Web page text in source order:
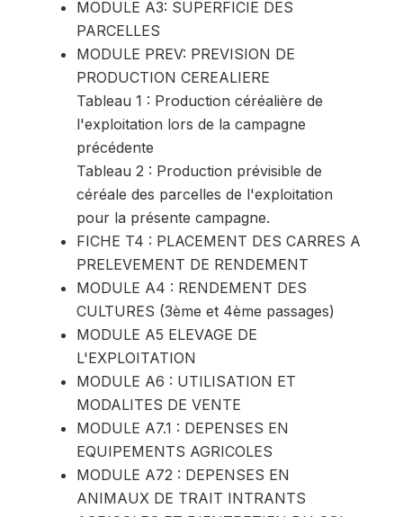
MODULE A3: SUPERFICIE DES
PARCELLES
MODULE PREV: PREVISION DE
PRODUCTION CEREALIERE
Tableau 1 : Production céréalière de
l'exploitation lors de la campagne
précédente
Tableau 2 : Production prévisible de
céréale des parcelles de l'exploitation
pour la présente campagne.
FICHE T4 : PLACEMENT DES CARRES A
PRELEVEMENT DE RENDEMENT
MODULE A4 : RENDEMENT DES
CULTURES (3ème et 4ème passages)
MODULE A5 ELEVAGE DE
L'EXPLOITATION
MODULE A6 : UTILISATION ET
MODALITES DE VENTE
MODULE A7.1 : DEPENSES EN
EQUIPEMENTS AGRICOLES
MODULE A72 : DEPENSES EN
ANIMAUX DE TRAIT INTRANTS